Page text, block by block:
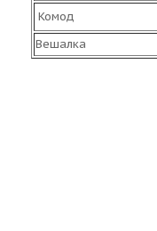
Комод
Вешалка